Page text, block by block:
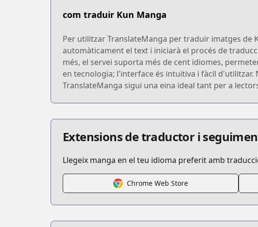
com traduir Kun Manga
Per utilitzar TranslateManga per traduir imatges de
automàticament el text i iniciarà el procés de
més, el servei suporta més de cent idiomes,
en tecnologia; l'interface és intuïtiva i fàcil d'utilitzar.
TranslateManga sigui una eina ideal tant per a
Extensions de traductor i
Llegeix manga en el teu idioma preferit amb
Chrome Web Store